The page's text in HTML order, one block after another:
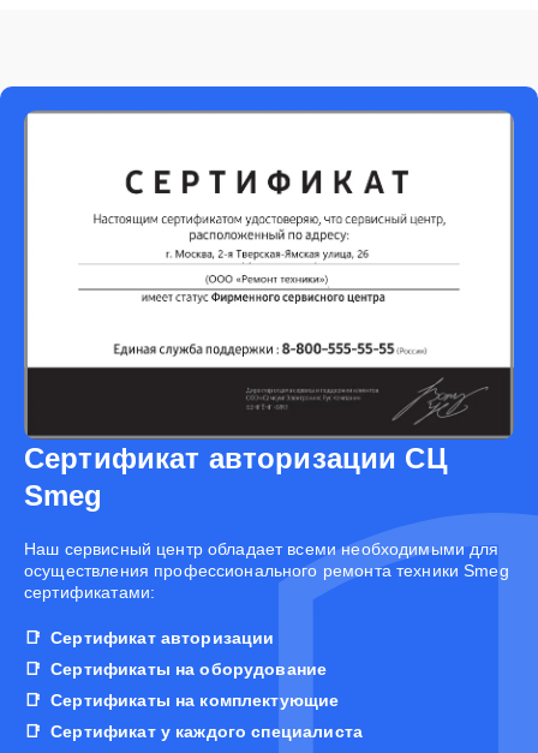
Сертификат авторизации СЦ
Smeg
Наш сервисный центр обладает всеми необходимыми для
осуществления профессионального ремонта техники Smeg
сертификатами:
Сертификат авторизации
Сертификаты на оборудование
Сертификаты на комплектующие
Сертификат у каждого специалиста